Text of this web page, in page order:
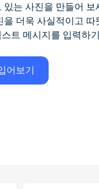
있는 사진을 만들어
더욱 사실적이고
트 메시지를 입력하
어보기